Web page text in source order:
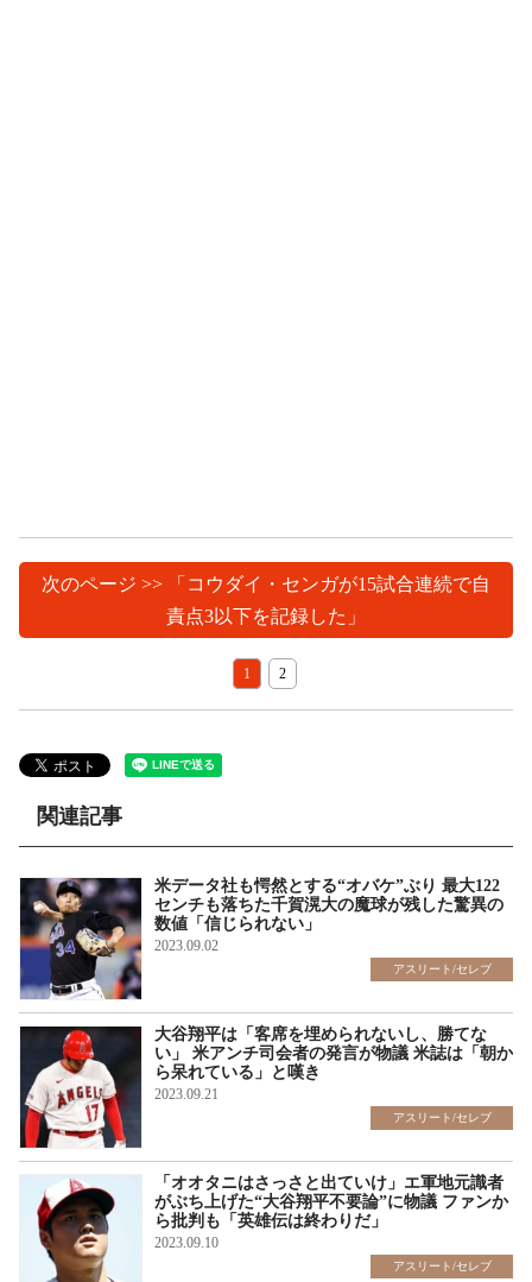
次のページ >> 「コウダイ・センガが15試合連続で自
責点3以下を記録した」
1 2
関連記事
米データ社も愕然とする“オバケ”ぶり 最大122
センチも落ちた千賀滉大の魔球が残した驚異の
数値「信じられない」
2023.09.02
アスリート/セレブ
大谷翔平は「客席を埋められないし、勝てな
い」 米アンチ司会者の発言が物議 米誌は「朝か
ら呆れている」と嘆き
2023.09.21
アスリート/セレブ
「オオタニはさっさと出ていけ」エ軍地元識者
がぶち上げた“大谷翔平不要論”に物議 ファンか
ら批判も「英雄伝は終わりだ」
2023.09.10
アスリート/セレブ